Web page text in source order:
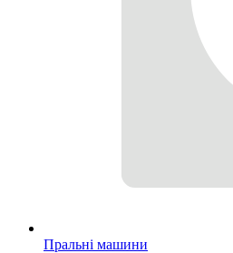
Пральні машини